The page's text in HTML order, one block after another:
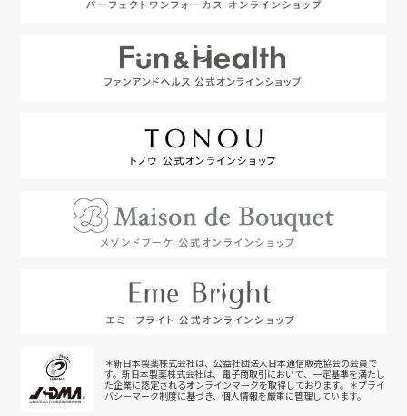
＊新日本製薬株式会社は、公益社団法人日本通信販売協会の会員で
す。新日本製薬株式会社は、電子商取引において、一定基準を満たし
た企業に認定されるオンラインマークを取得しております。＊プライ
バシーマーク制度に基づき、個人情報を厳重に管理しています。